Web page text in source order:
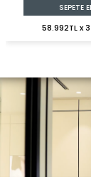
SEPETE
58.992TL x